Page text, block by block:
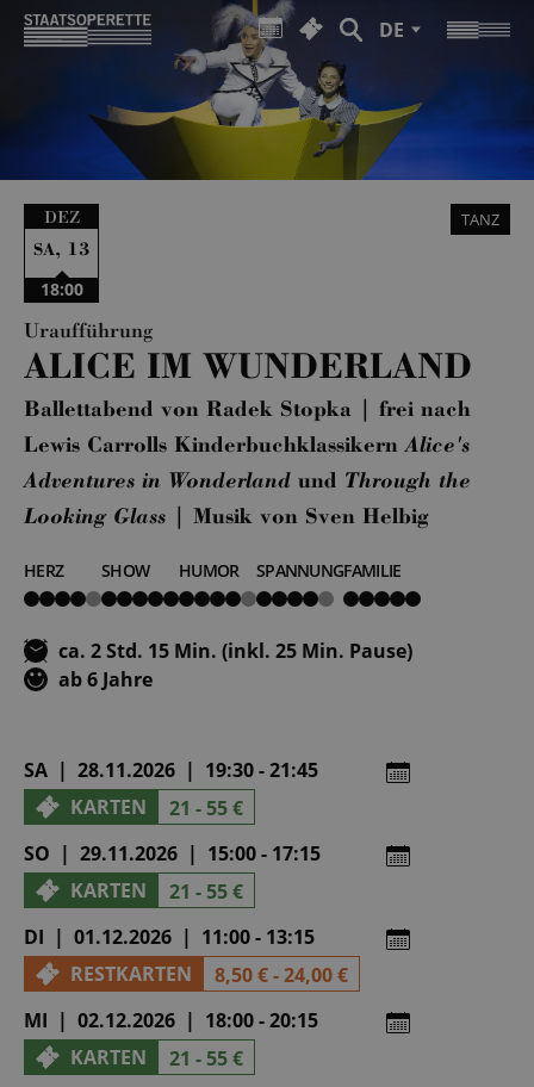
DE
DEZ
SA, 13
18:00
TANZ
Uraufführung
ALICE IM WUNDERLAND
Ballettabend von Radek Stopka | frei nach
Lewis Carrolls KinderbuchklassikernAlice's
Adventures in Wonderland und Through the
Looking Glass | Musik von Sven Helbig
HERZ
4
von
SHOW
5
von
HUMOR
4
von
SPANNUNG
4
von
FAMILIE
5
von
ca. 2 Std. 15 Min. (inkl. 25 Min. Pause)
ab 6 Jahre
SA | 28.11.2026 | 19:30 - 21:45
KARTEN
21 - 55 €
SO | 29.11.2026 | 15:00 - 17:15
KARTEN
21 - 55 €
DI | 01.12.2026 | 11:00 - 13:15
RESTKARTEN
8,50 € - 24,00 €
MI | 02.12.2026 | 18:00 - 20:15
KARTEN
21 - 55 €